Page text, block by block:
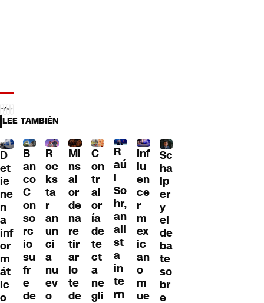
LEE TAMBIÉN
D
et
ie
ne
n
a
inf
or
m
át
ic
o
B
an
co
C
on
so
rc
io
su
fr
e
de
R
oc
ks
ta
r
an
un
ci
a
nu
ev
o
Mi
ns
al
or
de
na
re
tir
ar
lo
te
de
C
on
tr
al
or
ía
de
te
ct
a
ne
gli
R
aú
l
So
hr,
an
ali
st
a
in
te
rn
Inf
lu
en
ce
r
m
ex
ic
an
o
m
ue
Sc
ha
lp
er
y
el
de
ba
te
so
br
e